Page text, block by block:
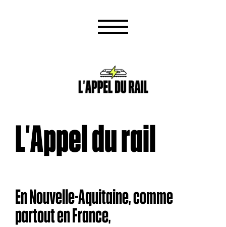
L'Appel du rail
En Nouvelle-Aquitaine, comme
partout en France,